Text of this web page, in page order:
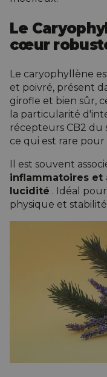
Le
cœur
Le caryophyllène
et poivré, présent
girofle et bien sûr,
la particularité
récepteurs CB2 du
ce qui est rare
Il est souvent
inflammatoires et
lucidité . Idéal
physique et